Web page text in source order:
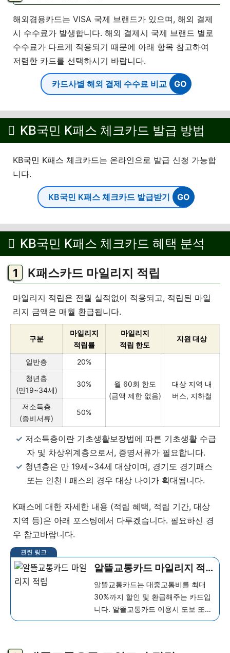
해외겸용카드는 VISA 국제 브랜드가 있으며, 해외 결제
시 수수료가 발생합니다. 해외 결제시 국제 브랜드 별로
수수료가 다르게 적용되기 때문에 아래 항목 참고하여
저렴한 카드를 선택하시기 바랍니다.
카드사별 해외 결제 수수료 비교
KB국민 K패스 체크카드 발급 방법
KB국민 K패스 체크카드는 온라인으로 발급 신청 가능합
니다.
KB국민 K패스 체크카드 발급받기
KB국민 K패스 체크카드 혜택 분석
K패스카드 마일리지 적립
마일리지 적립은 전월 실적없이 적용되고, 적립된 마일
리지 금액은 매월 환급됩니다.
구분
마일리지
적립률
마일리지
적립 한도
지원 대상
일반층 20%
월 60회 한도
(금액 제한 없음)
대상 지역 내
버스, 지하철
청년층
(만19~34세)
30%
저소득층
(증비서류)
50%
저소득층이란 기초생활보장법에 따른 기초생활 수급
자 및 차상위계층으로서, 증명서류가 필요합니다.
청년층은 만 19세~34세 대상이며, 경기도 경기패스
또는 인천 I 패스의 경우 대상 나이가 확대됩니다.
K패스에 대한 자세한 내용 (적립 혜택, 적립 기간, 대상
지역 등)은 아래 포스팅에서 다루겠습니다. 필요하신 경
우 참고바랍니다.
알뜰교통카드 마일리지 적
리
알뜰교통카드는 대중교통비를 최대
30%까지 할인 및 환급해주는 카드입
니다. 알뜰교통카드 이용시 도보 또는
자전거로 이동한 거리만큼 마일리지